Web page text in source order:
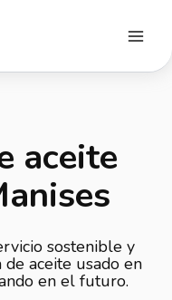
Main
aceite
sostenible y
aceite usado en
en el futuro.